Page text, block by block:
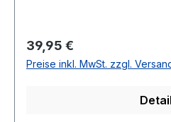
Regulärer Preis:
39,95 €
Preise inkl. MwSt. zzgl.